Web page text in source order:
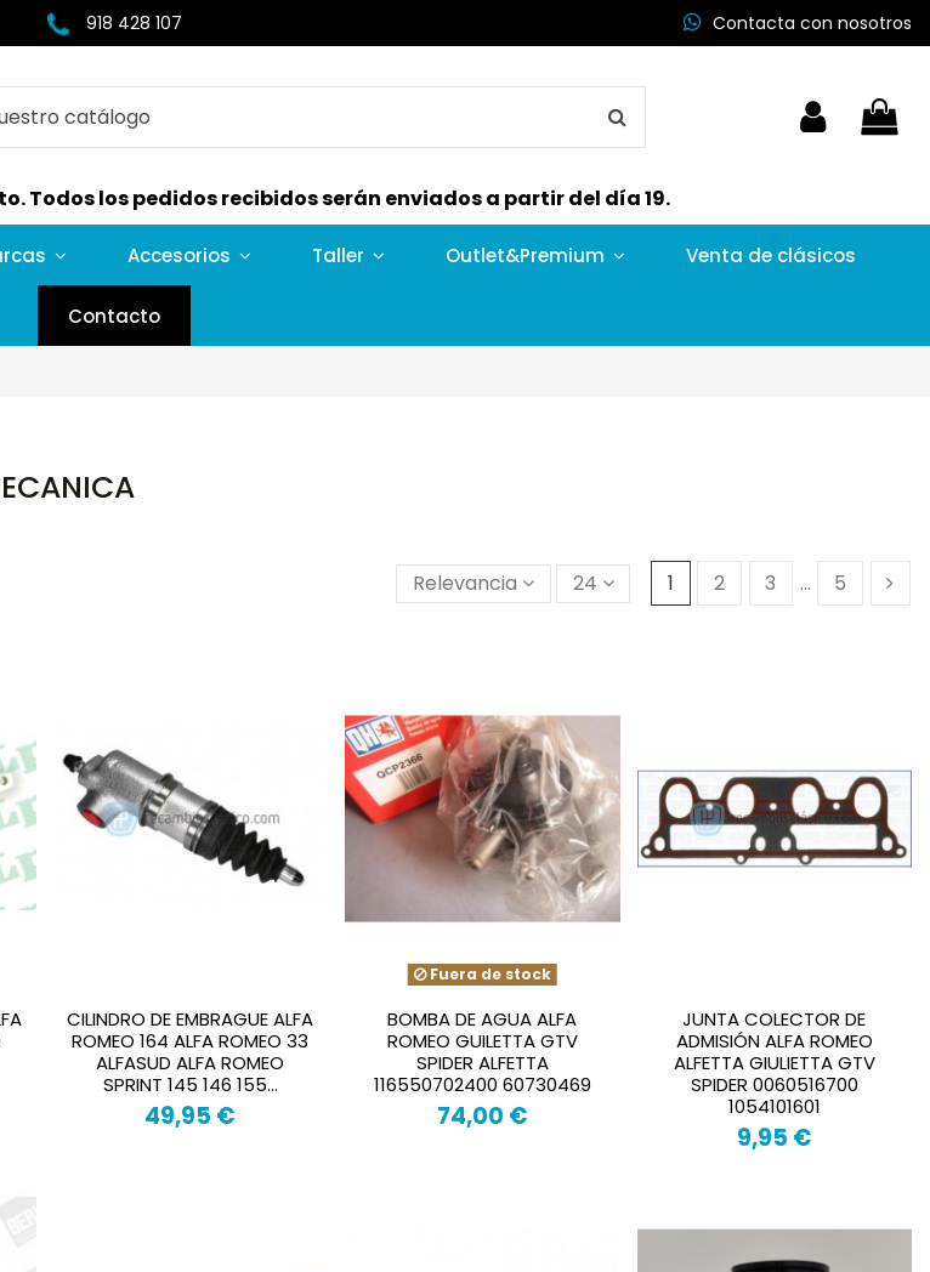
918 428 107 Contacta con nosotros
Todos los pedidos recibidos serán enviados a partir del día 19.
Accesorios Taller Outlet&Premium Venta de clásicos
Contacto
Relevancia 24 1 2 3 … 5
CILINDRO DE EMBRAGUE ALFA
ROMEO 164 ALFA ROMEO 33
ALFASUD ALFA ROMEO
SPRINT 145 146 155...
49,95 €
Fuera de stock
BOMBA DE AGUA ALFA
ROMEO GUILETTA GTV
SPIDER ALFETTA
116550702400 60730469
74,00 €
JUNTA COLECTOR DE
ADMISIÓN ALFA ROMEO
ALFETTA GIULIETTA GTV
SPIDER 0060516700
1054101601
9,95 €